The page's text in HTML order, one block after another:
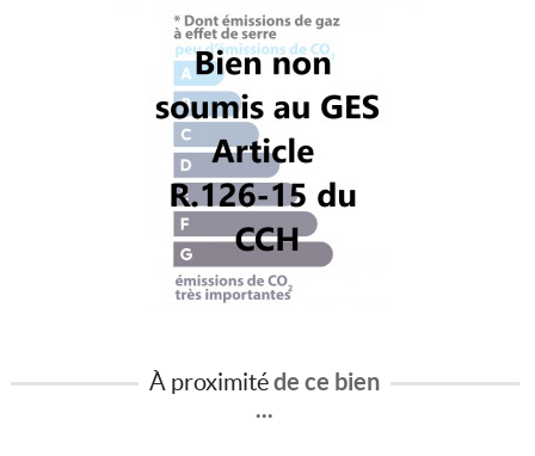
À proximitéde ce bien
...